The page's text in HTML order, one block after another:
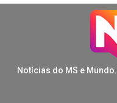
Notícias do MS e Mundo.